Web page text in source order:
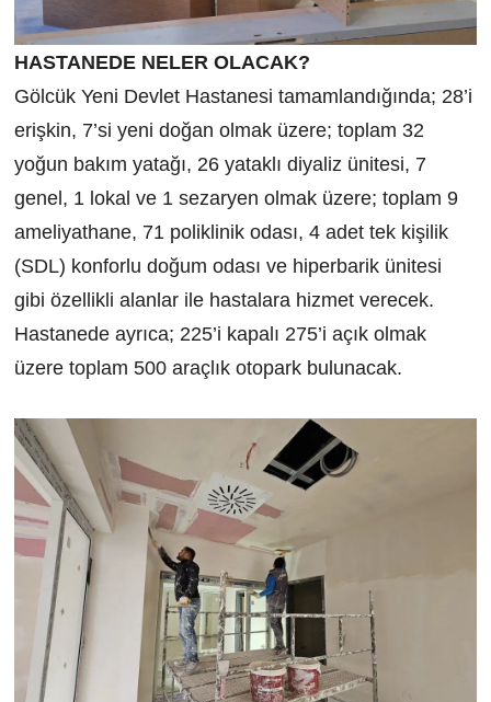
HASTANEDE NELER OLACAK?
Gölcük Yeni Devlet Hastanesi tamamlandığında; 28’i
erişkin, 7’si yeni doğan olmak üzere; toplam 32
yoğun bakım yatağı, 26 yataklı diyaliz ünitesi, 7
genel, 1 lokal ve 1 sezaryen olmak üzere; toplam 9
ameliyathane, 71 poliklinik odası, 4 adet tek kişilik
(SDL) konforlu doğum odası ve hiperbarik ünitesi
gibi özellikli alanlar ile hastalara hizmet verecek.
Hastanede ayrıca; 225’i kapalı 275’i açık olmak
üzere toplam 500 araçlık otopark bulunacak.